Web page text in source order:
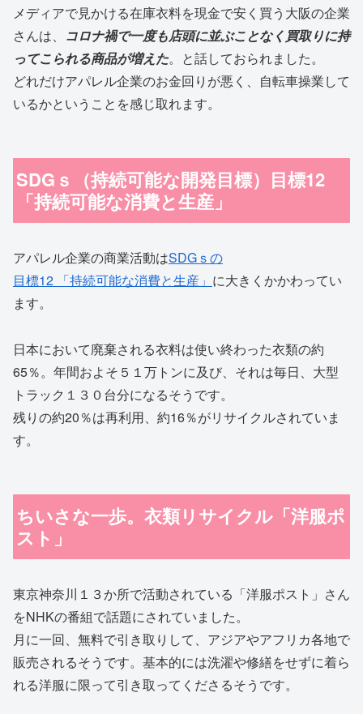
メディアで見かける在庫衣料を現金で安く買う大阪の企業
さんは、 コロナ禍で一度も店頭に並ぶことなく買取りに持
ってこられる商品が増えた。と話しておられました。
どれだけアパレル企業のお金回りが悪く、自転車操業して
いるかということを感じ取れます。
SDGｓ（持続可能な開発目標）目標12
「持続可能な消費と生産」
アパレル企業の商業活動はSDGｓの
目標12 「持続可能な消費と生産」 に大きくかかわってい
ます。
日本において廃棄される衣料は使い終わった衣類の約
65％。年間およそ５１万トンに及び、それは毎日、大型
トラック１３０台分になるそうです。
残りの約20％は再利用、約16％がリサイクルされていま
す。
ちいさな一歩。衣類リサイクル「洋服ポ
スト」
東京神奈川１３か所で活動されている「洋服ポスト」さん
をNHKの番組で話題にされていました。
月に一回、無料で引き取りして、アジアやアフリカ各地で
販売されるそうです。基本的には洗濯や修繕をせずに着ら
れる洋服に限って引き取ってくださるそうです。